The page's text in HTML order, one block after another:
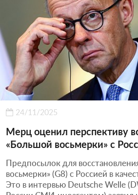
24/11/2025
Мерц оценил перспективу
«Большой восьмерки» с
Предпосылок для
восьмерки» (G8) с Россией в
Это в интервью Deutsche Welle